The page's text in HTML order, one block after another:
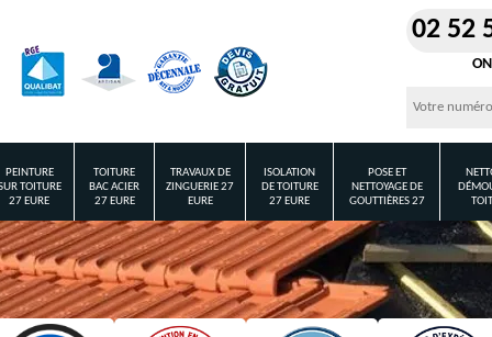
02 52
PEINTURE
TOITURE
27 EURE
TOITURE
BAC ACIER
27 EURE
TRAVAUX DE
ZINGUERIE 27
EURE
ISOLATION
DE TOITURE
27 EURE
POSE ET
NETTOYAGE DE
GOUTTIÈRES 27